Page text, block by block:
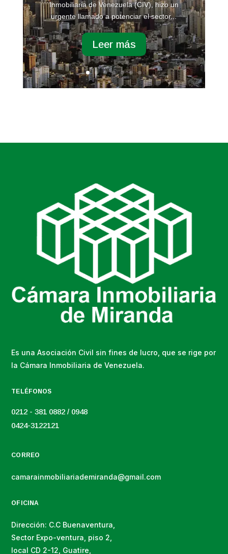
Inmobiliaria de Venezuela (CIV), hizo un
urgente llamado a potenciar el sector...
Leer más
Es una Asociación Civil sin fines de lucro, que se rige por
la Cámara Inmobiliaria de Venezuela.
TELÉFONOS
0212 - 381 0882 / 0948
0424-3122121
CORREO
camarainmobiliariademiranda@gmail.com
OFICINA
Dirección: C.C Buenaventura,
Sector Expo-ventura, piso 2,
local CD 2-12, Guatire,